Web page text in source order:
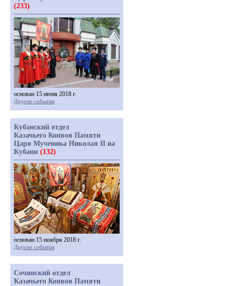
(233)
основан 15 июня 2018 г.
Другие события
Кубанский отдел
Казачьего Конвоя Памяти
Царя Мученика Николая II на
Кубани (132)
основан 15 ноября 2018 г.
Другие события
Сочинский отдел
Казачьего Конвоя Памяти